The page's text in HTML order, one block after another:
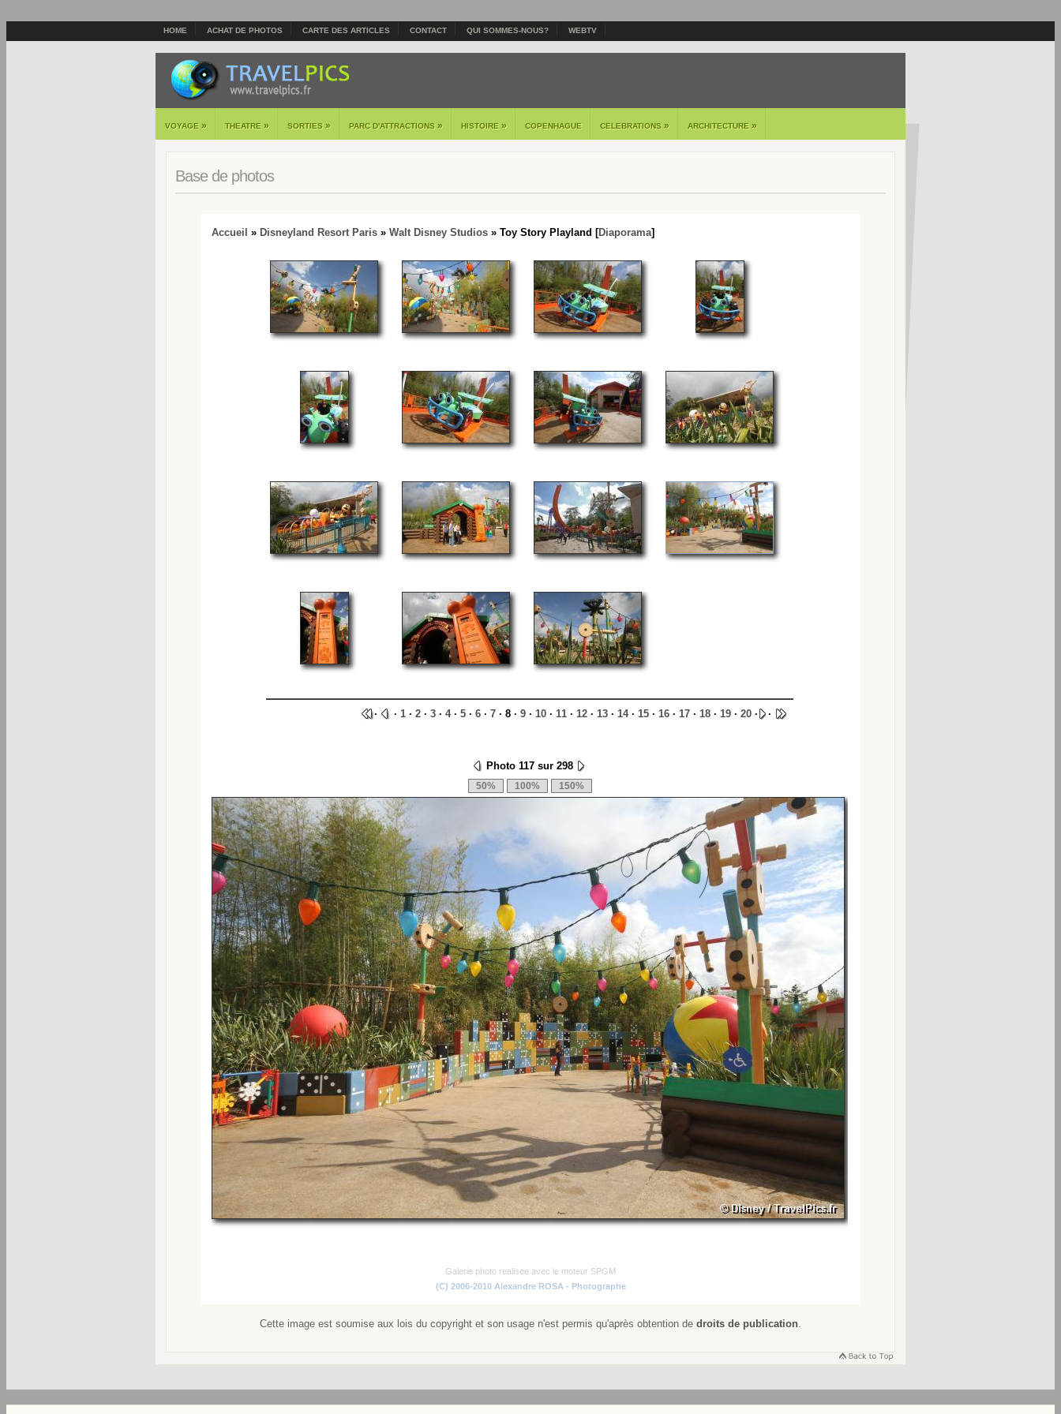
HOME ACHAT DE PHOTOS CARTE DES ARTICLES CONTACT QUI SOMMES-NOUS? WEBTV
VOYAGE » THEATRE » SORTIES » PARC D'ATTRACTIONS » HISTOIRE » COPENHAGUE CELEBRATIONS » ARCHITECTURE »
Base de photos
Accueil » Disneyland Resort Paris » Walt Disney Studios » Toy Story Playland [Diaporama]
· · 1 · 2 · 3 · 4· 5 · 6 · 7 · 8 · 9 · 10 · 11 · 12 · 13 · 14· 15 · 16 · 17 · 18 · 19 · 20 · ·
Photo 117 sur 298
Galerie photo realisee avec le moteur SPGM
(C) 2006-2010 Alexandre ROSA - Photographe
Cette image est soumise aux lois du copyright et son usage n'est permis qu'après obtention de droits de publication.